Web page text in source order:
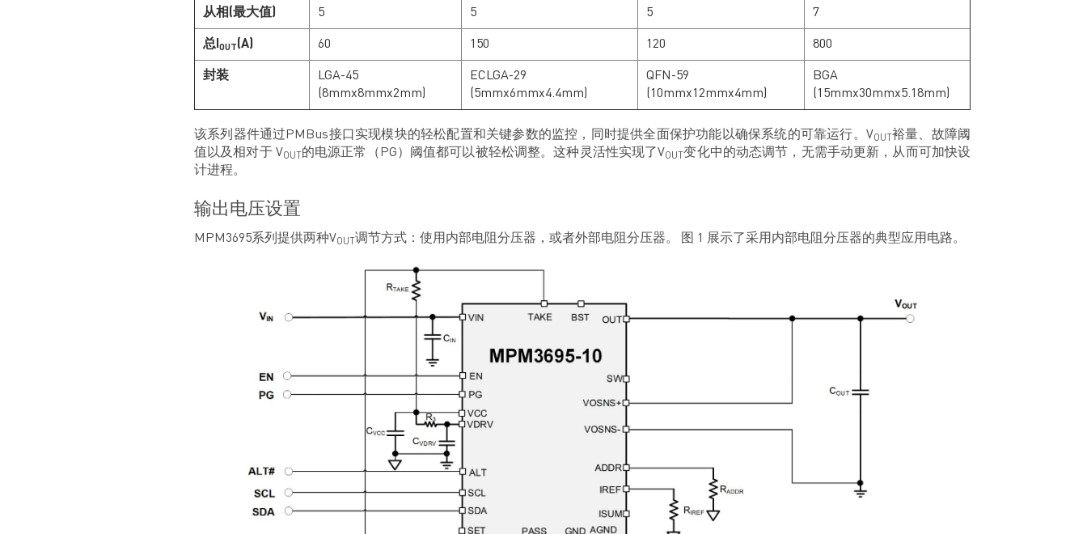
从相(最大值) 5 5 5 7
总I OUT(A) 60 150 120 800
封装
LGA-45
(8mmx8mmx2mm)
ECLGA-29
(5mmx6mmx4.4mm)
QFN-59
(10mmx12mmx4mm)
BGA
(15mmx30mmx5.18mm)
该系列器件通过PMBus接口实现模块的轻松配置和关键参数的监控，同时提供全面保护功能以确保系统的可靠运行。VOUT 裕量、故障阈
值以及相对于 VOUT 的电源正常（PG）阈值都可以被轻松调整。这种灵活性实现了VOUT变化中的动态调节，无需手动更新，从而可加快设
计进程。
输出电压设置
MPM3695系列提供两种VOUT 调节方式：使用内部电阻分压器，或者外部电阻分压器。 图 1 展示了采用内部电阻分压器的典型应用电路。